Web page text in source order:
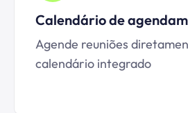
Calendário de
Agende reuniões
calendário integrado